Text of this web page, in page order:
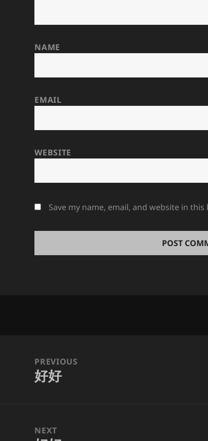
NAME
EMAIL
WEBSITE
Save my name, email, and website in
navigationPREVIOUS
Previous
好好
NEXT